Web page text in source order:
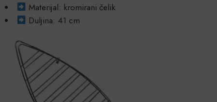
Materijal: kromirani čelik
Duljina: 41 cm